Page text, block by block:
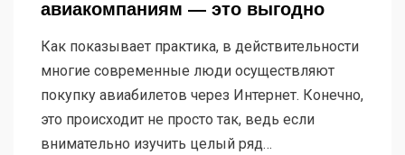
авиакомпаниям — это выгодно
Как показывает практика, в действительности
многие современные люди осуществляют
покупку авиабилетов через Интернет. Конечно,
это происходит не просто так, ведь если
внимательно изучить целый ряд…